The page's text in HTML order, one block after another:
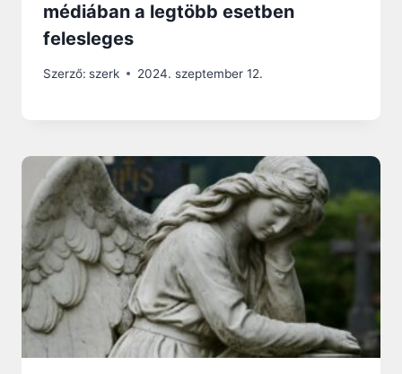
médiában a legtöbb esetben
felesleges
Szerző: szerk 2024. szeptember 12.